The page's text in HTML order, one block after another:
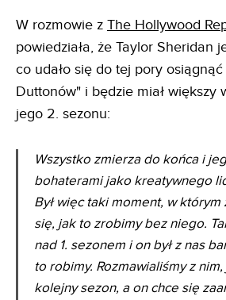
W rozmowie z The Hollywood
powiedziała, że Taylor Sheridan
co udało się do tej pory osiągnąć
Duttonów" i będzie miał większy
jego 2. sezonu:
Wszystko zmierza do końca i
bohaterami jako kreatywnego
Był więc taki moment, w którym
się, jak to zrobimy bez niego.
nad 1. sezonem i on był z nas
to robimy. Rozmawialiśmy z
kolejny sezon, a on chce się